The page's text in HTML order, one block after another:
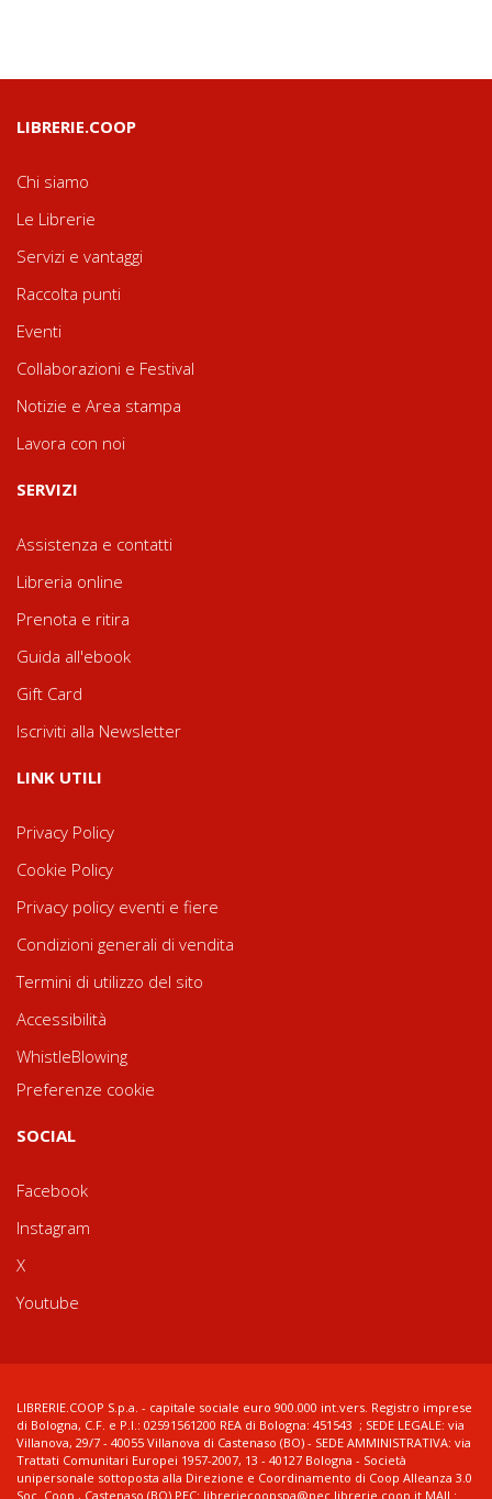
LIBRERIE.COOP
Chi siamo
Le Librerie
Servizi e vantaggi
Raccolta punti
Eventi
Collaborazioni e Festival
Notizie e Area stampa
Lavora con noi
SERVIZI
Assistenza e contatti
Libreria online
Prenota e ritira
Guida all'ebook
Gift Card
Iscriviti alla Newsletter
LINK UTILI
Privacy Policy
Cookie Policy
Privacy policy eventi e fiere
Condizioni generali di vendita
Termini di utilizzo del sito
Accessibilità
WhistleBlowing
Preferenze cookie
SOCIAL
Facebook
Instagram
X
Youtube
LIBRERIE.COOP S.p.a. - capitale sociale euro 900.000 int.vers. Registro imprese
di Bologna, C.F. e P.I.: 02591561200 REA di Bologna: 451543 ; SEDE LEGALE: via
Villanova, 29/7 - 40055 Villanova di Castenaso (BO) - SEDE AMMINISTRATIVA: via
Trattati Comunitari Europei 1957-2007, 13 - 40127 Bologna - Società
unipersonale sottoposta alla Direzione e Coordinamento di Coop Alleanza 3.0
Soc. Coop., Castenaso (BO) PEC: libreriecoopspa@pec.librerie.coop.it MAIL: